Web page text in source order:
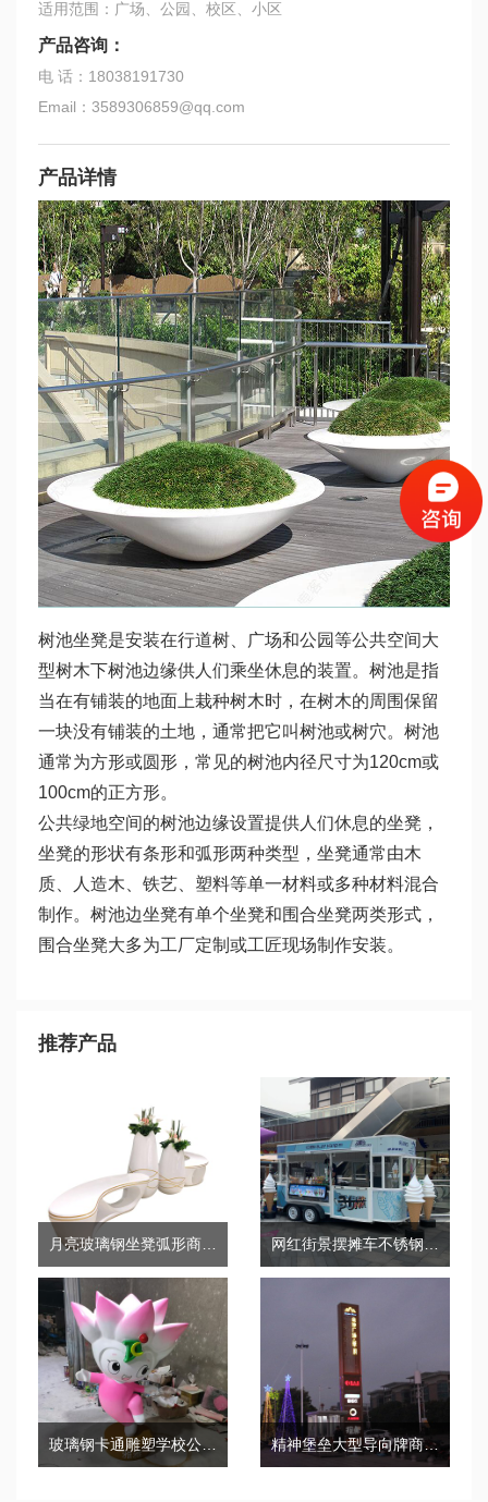
适用范围：广场、公园、校区、小区
产品咨询：
电 话：18038191730
Email：3589306859@qq.com
产品详情
树池坐凳是安装在行道树、广场和公园等公共空间大
型树木下树池边缘供人们乘坐休息的装置。树池是指
当在有铺装的地面上栽种树木时，在树木的周围保留
一块没有铺装的土地，通常把它叫树池或树穴。树池
通常为方形或圆形，常见的树池内径尺寸为120cm或
100cm的正方形。
公共绿地空间的树池边缘设置提供人们休息的坐凳，
坐凳的形状有条形和弧形两种类型，坐凳通常由木
质、人造木、铁艺、塑料等单一材料或多种材料混合
制作。树池边坐凳有单个坐凳和围合坐凳两类形式，
围合坐凳大多为工厂定制或工匠现场制作安装。
推荐产品
月亮玻璃钢坐凳弧形商场美陈酒店写字楼休闲椅 网红街景摆摊车不锈钢艺术摆摊车
玻璃钢卡通雕塑学校公仔幼儿园玩偶小品 精神堡垒大型导向牌商场公园景区户外立式指示牌